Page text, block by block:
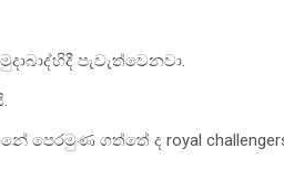
පැවැත්වෙනවා.
පෙරමුණ ගත්තේ ද royal